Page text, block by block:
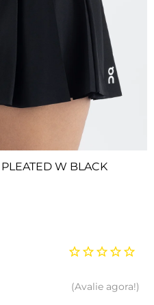
W BLACK
Avalie agora!